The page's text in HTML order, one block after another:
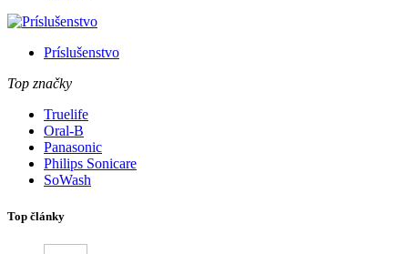
Príslušenstvo
Top značky
Truelife
Oral-B
Panasonic
Philips Sonicare
SoWash
Top články